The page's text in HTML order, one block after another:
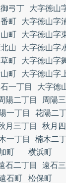
弓丁
大字徳山
町
大字徳山字
町
大字徳山字
山
大字徳山字
町
大字徳山字
町
大字徳山字
一丁目
大字徳
陽二丁目 周陽
一丁目 花陽二
月三丁目 秋月
一丁目 楠木二
町 横浜町
石二丁目 遠石
遠石町 松保町